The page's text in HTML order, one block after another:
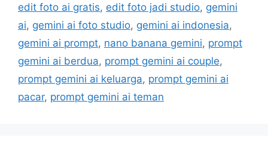
o
r
i
s
s
edit foto ai gratis, edit foto jadi studio, gemini
ai, gemini ai foto studio, gemini ai indonesia,
gemini ai prompt, nano banana gemini, prompt
gemini ai berdua, prompt gemini ai couple,
prompt gemini ai keluarga, prompt gemini ai
pacar, prompt gemini ai teman